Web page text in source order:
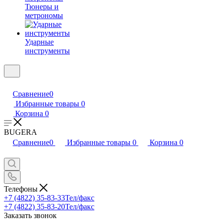
Тюнеры и
метрономы
Ударные
инструменты
Сравнение0
Избранные товары 0
Корзина 0
BUGERA
Сравнение0 Избранные товары 0 Корзина 0
Телефоны
+7 (4822) 35-83-33Тел/факс
+7 (4822) 35-83-20Тел/факс
Заказать звонок